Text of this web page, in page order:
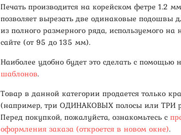
Печать производится на корейском фетре 1.2
позволяет вырезать две одинаковые подошвы
из полного размерного ряда, используемого
сайте (от 95 до 135 мм).
Наиболее удобно будет это сделать с помощью
шаблонов.
Товар в данной категории продается только
(например, три ОДИНАКОВЫХ полосы или ТРИ
Перед покупкой, пожалуйста, ознакомьтесь с
оформления заказа (откроется в новом окне).